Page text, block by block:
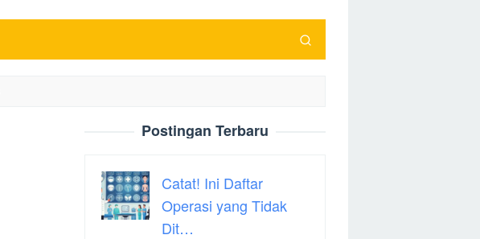
Postingan Terbaru
Catat! Ini Daftar
Operasi yang Tidak
Dit…